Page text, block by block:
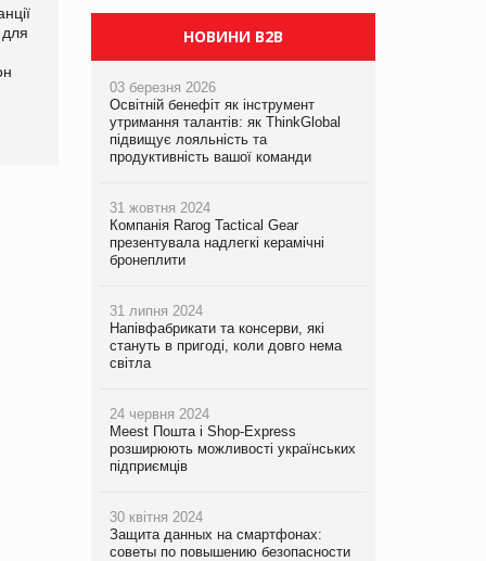
Amazon поверне клієнтам
600 млн доларів за раніше
У Євросоюзі набули
НОВИНИ B2B
03 березня 2026
Освітній бенефіт як інструмент
утримання талантів: як ThinkGlobal
підвищує лояльність та
продуктивність вашої команди
31 жовтня 2024
Компанія Rarog Tactical Gear
презентувала надлегкі керамічні
бронеплити
31 липня 2024
Напівфабрикати та консерви, які
стануть в пригоді, коли довго нема
світла
24 червня 2024
Meest Пошта і Shop-Express
розширюють можливості українських
підприємців
30 квітня 2024
Защита данных на смартфонах:
советы по повышению безопасности